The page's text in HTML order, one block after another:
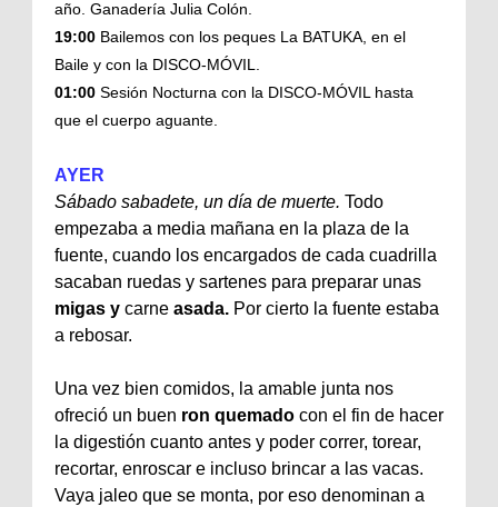
año. Ganadería Julia Colón.
19:00 Bailemos con los peques La BATUKA, en el
Baile y con la DISCO-MÓVIL.
01:00 Sesión Nocturna con la DISCO-MÓVIL hasta
que el cuerpo aguante.
AYER
Sábado sabadete, un día de muerte. Todo
empezaba a media mañana en la plaza de la
fuente, cuando los encargados de cada cuadrilla
sacaban ruedas y sartenes para preparar unas
migas y carne asada. Por cierto la fuente estaba
a rebosar.
Una vez bien comidos, la amable junta nos
ofreció un buen ron quemado con el fin de hacer
la digestión cuanto antes y poder correr, torear,
recortar, enroscar e incluso brincar a las vacas.
Vaya jaleo que se monta, por eso denominan a